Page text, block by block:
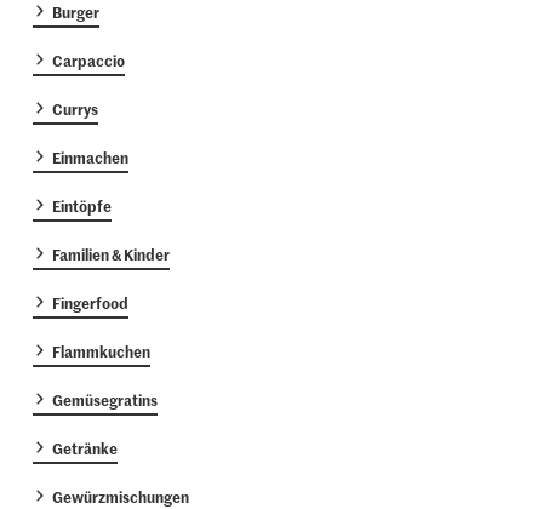
Burger
Carpaccio
Currys
Einmachen
Eintöpfe
Familien & Kinder
Fingerfood
Flammkuchen
Gemüsegratins
Getränke
Gewürzmischungen